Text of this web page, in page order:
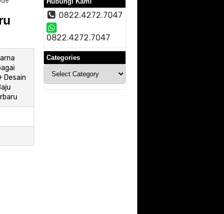
Desain
0822.4272.7047
0822.4272.7047
Categories
Categories